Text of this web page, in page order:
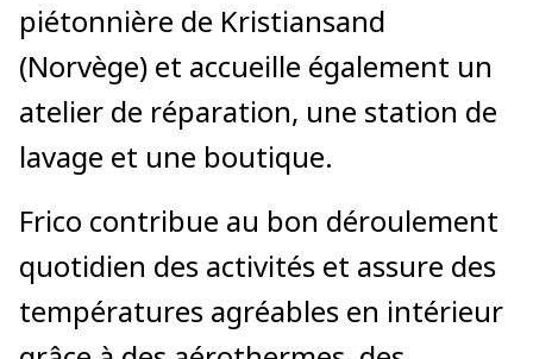
piétonnière de Kristiansand
(Norvège) et accueille également un
atelier de réparation, une station de
lavage et une boutique.
Frico contribue au bon déroulement
quotidien des activités et assure des
températures agréables en intérieur